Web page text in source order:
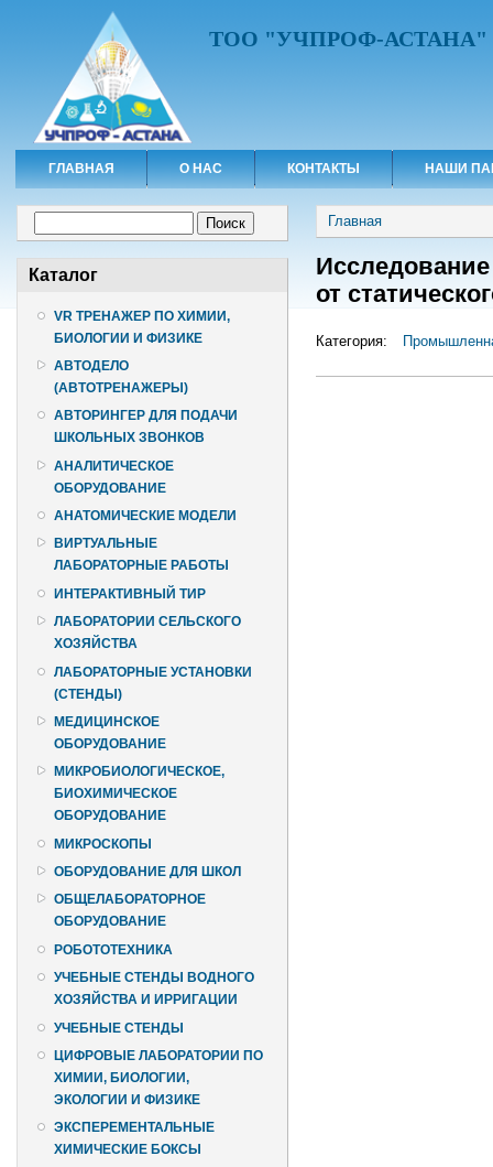
ТОО "УЧПРОФ-АСТАНА"
ГЛАВНАЯ О НАС КОНТАКТЫ НАШИ
Каталог
VR ТРЕНАЖЕР ПО ХИМИИ,
БИОЛОГИИ И ФИЗИКЕ
АВТОДЕЛО
(АВТОТРЕНАЖЕРЫ)
АВТОРИНГЕР ДЛЯ ПОДАЧИ
ШКОЛЬНЫХ ЗВОНКОВ
АНАЛИТИЧЕСКОЕ
ОБОРУДОВАНИЕ
АНАТОМИЧЕСКИЕ МОДЕЛИ
ВИРТУАЛЬНЫЕ
ЛАБОРАТОРНЫЕ РАБОТЫ
ИНТЕРАКТИВНЫЙ ТИР
ЛАБОРАТОРИИ СЕЛЬСКОГО
ХОЗЯЙСТВА
ЛАБОРАТОРНЫЕ УСТАНОВКИ
(СТЕНДЫ)
МЕДИЦИНСКОЕ
ОБОРУДОВАНИЕ
МИКРОБИОЛОГИЧЕСКОЕ,
БИОХИМИЧЕСКОЕ
ОБОРУДОВАНИЕ
МИКРОСКОПЫ
ОБОРУДОВАНИЕ ДЛЯ ШКОЛ
ОБЩЕЛАБОРАТОРНОЕ
ОБОРУДОВАНИЕ
РОБОТОТЕХНИКА
УЧЕБНЫЕ СТЕНДЫ ВОДНОГО
ХОЗЯЙСТВА И ИРРИГАЦИИ
УЧЕБНЫЕ СТЕНДЫ
ЦИФРОВЫЕ ЛАБОРАТОРИИ ПО
ХИМИИ, БИОЛОГИИ,
ЭКОЛОГИИ И ФИЗИКЕ
ЭКСПЕРЕМЕНТАЛЬНЫЕ
ХИМИЧЕСКИЕ БОКСЫ
Вы здесь
Главная
от
Категория: